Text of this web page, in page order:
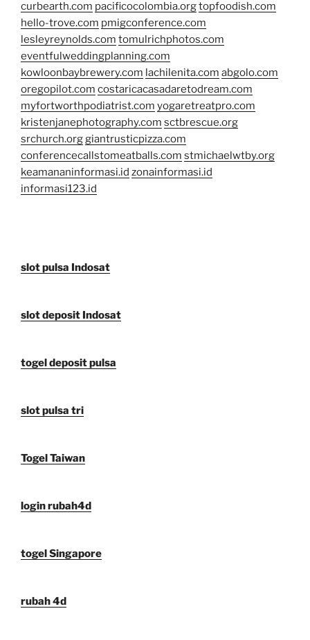
curbearth.com pacificocolombia.orgtopfoodish.com
hello-trove.com pmigconference.com
lesleyreynolds.com tomulrichphotos.com
eventfulweddingplanning.com
kowloonbaybrewery.com lachilenita.com abgolo.com
oregopilot.com costaricacasadaretodream.com
myfortworthpodiatrist.com yogaretreatpro.com
kristenjanephotography.com sctbrescue.org
srchurch.orggiantrusticpizza.com
conferencecallstomeatballs.com stmichaelwtby.org
keamananinformasi.id zonainformasi.id
informasi123.id
slot pulsa Indosat
slot deposit Indosat
togel deposit pulsa
slot pulsa tri
Togel Taiwan
login rubah4d
togel Singapore
rubah 4d